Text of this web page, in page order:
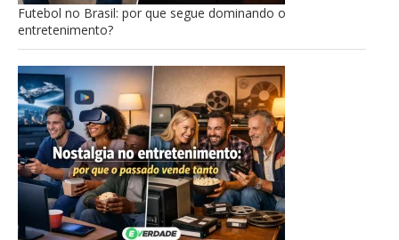
Futebol no Brasil: por que segue dominando o
entretenimento?